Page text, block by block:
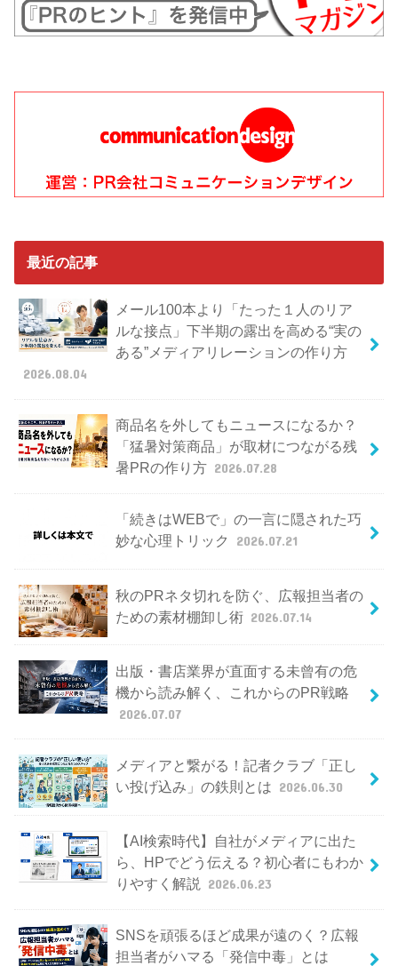
最近の記事
メール100本より「たった１人のリア
ルな接点」下半期の露出を高める“実の
ある”メディアリレーションの作り方
2026.08.04
商品名を外してもニュースになるか？
「猛暑対策商品」が取材につながる残
暑PRの作り方 2026.07.28
「続きはWEBで」の一言に隠された巧
妙な心理トリック
2026.07.21
秋のPRネタ切れを防ぐ、広報担当者の
ための素材棚卸し術 2026.07.14
出版・書店業界が直面する未曾有の危
機から読み解く、これからのPR戦略
2026.07.07
メディアと繋がる！記者クラブ「正し
い投げ込み」の鉄則とは 2026.06.30
【AI検索時代】自社がメディアに出た
ら、HPでどう伝える？初心者にもわか
りやすく解説
2026.06.23
SNSを頑張るほど成果が遠のく？広報
担当者がハマる「発信中毒」とは